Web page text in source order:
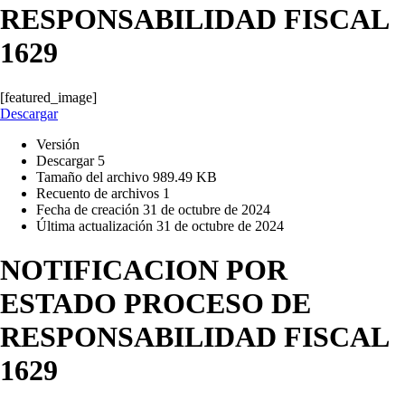
RESPONSABILIDAD FISCAL
1629
[featured_image]
Descargar
Versión
Descargar 5
Tamaño del archivo 989.49 KB
Recuento de archivos 1
Fecha de creación 31 de octubre de 2024
Última actualización 31 de octubre de 2024
NOTIFICACION POR
ESTADO PROCESO DE
RESPONSABILIDAD FISCAL
1629